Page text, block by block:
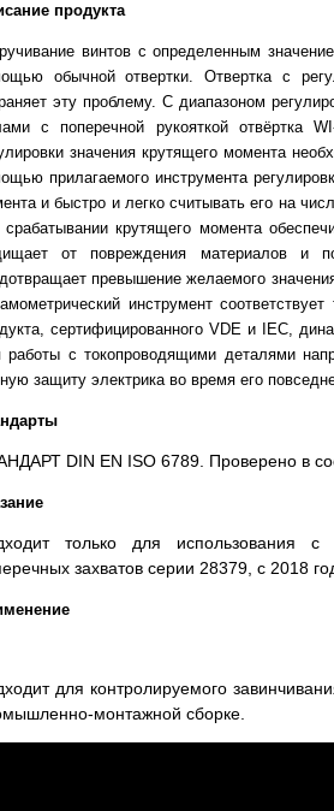
продукта
винтов с определенным
обычной отвертки. Отвертка с
эту проблему. С диапазоном
с поперечной рукояткой отвёрткаWI
значения крутящего момента
прилагаемого инструмента
и быстро и легко считывать его на
срабатывании крутящего момента
от повреждения материалов и
превышение желаемого
инструмент
сертифицированного VDE и IEC,
работы с токопроводящими деталями
защиту электрика во время его
DIN EN ISO 6789. Проверено в
только для использования
захватов серии 28379, с 2018
для контролируемого
монтажной сборке.